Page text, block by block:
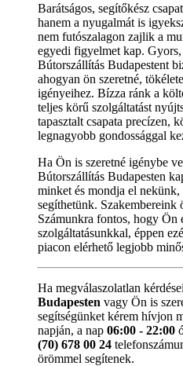
Barátságos, segítőkész
hanem a nyugalmát is
nem futószalagon zajlik a
egyedi figyelmet kap. Gyors,
Bútorszállítás Budapestent
ahogyan ön szeretné,
igényeihez. Bízza ránk a
teljes körű szolgáltatást
tapasztalt csapata precízen,
legnagyobb gondossággal
Ha Ön is szeretné igénybe
Bútorszállítás Budapesten
minket és mondja el
segíthetünk. Szakembereink
Számunkra fontos, hogy Ön
szolgáltatásunkkal, éppen
piacon elérhető legjobb
Ha megválaszolatlan
Budapesten vagy Ön is
segítségünket kérem hívjon
napján, a nap 06:00 - 22:00
(70) 678 00 24
örömmel segítenek.